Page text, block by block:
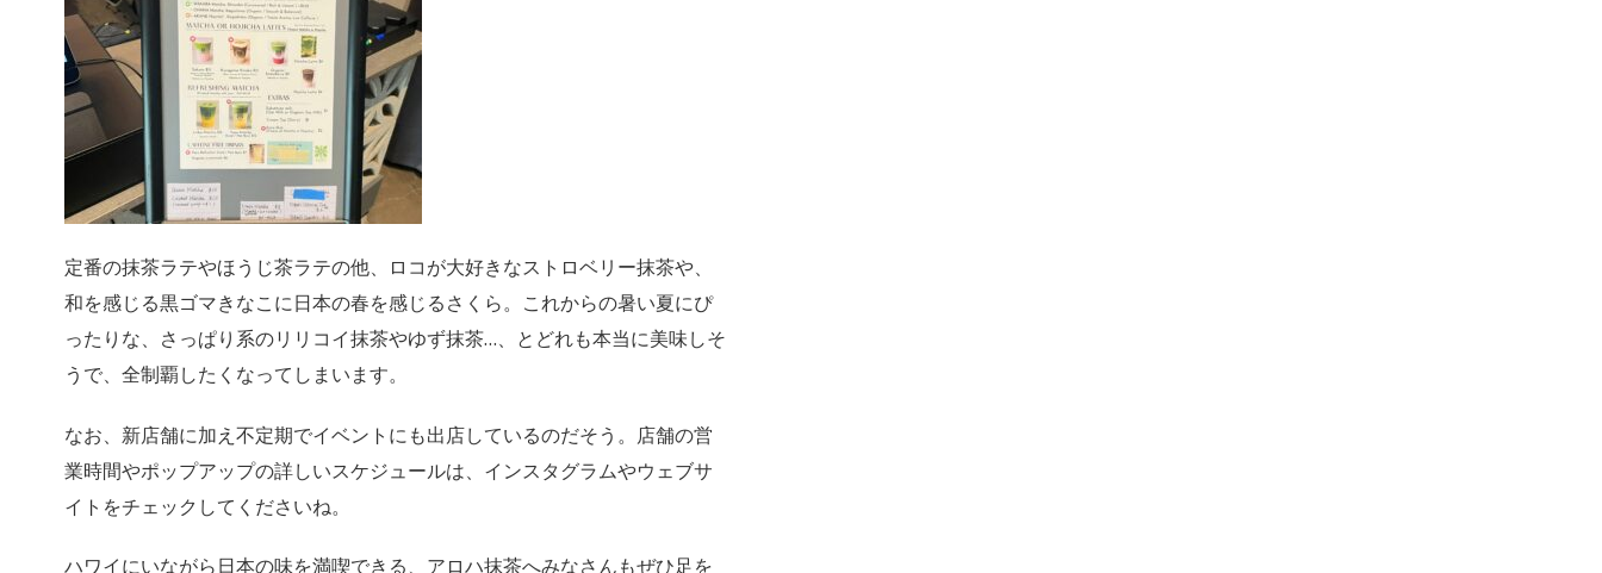
定番の抹茶ラテやほうじ茶ラテの他、ロコが大好きなストロベリー抹茶や、
和を感じる黒ゴマきなこに日本の春を感じるさくら。これからの暑い夏にぴ
ったりな、さっぱり系のリリコイ抹茶やゆず抹茶…、とどれも本当に美味しそ
うで、全制覇したくなってしまいます。
なお、新店舗に加え不定期でイベントにも出店しているのだそう。店舗の営
業時間やポップアップの詳しいスケジュールは、インスタグラムやウェブサ
イトをチェックしてくださいね。
ハワイにいながら日本の味を満喫できる、アロハ抹茶へみなさんもぜひ足を